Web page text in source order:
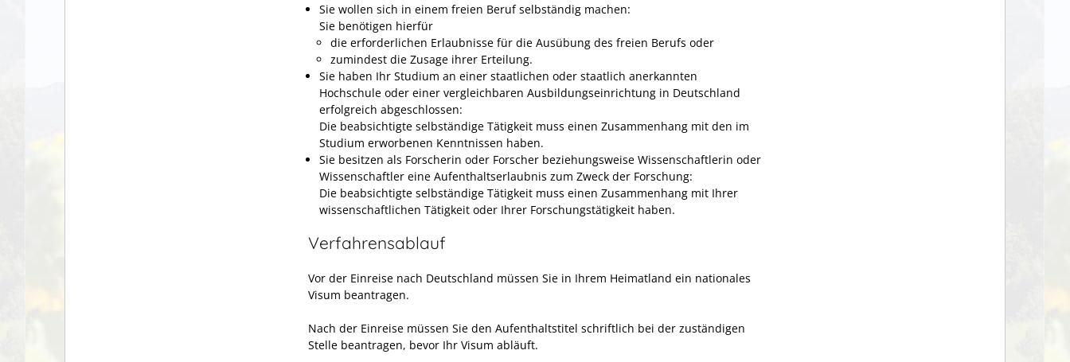
Sie wollen sich in einem freien Beruf selbständig machen:
Sie benötigen hierfür
die erforderlichen Erlaubnisse für die Ausübung des freien Berufs oder
zumindest die Zusage ihrer Erteilung.
Sie haben Ihr Studium an einer staatlichen oder staatlich anerkannten
Hochschule oder einer vergleichbaren Ausbildungseinrichtung in Deutschland
erfolgreich abgeschlossen:
Die beabsichtigte selbständige Tätigkeit muss einen Zusammenhang mit den im
Studium erworbenen Kenntnissen haben.
Sie besitzen als Forscherin oder Forscher beziehungsweise Wissenschaftlerin oder
Wissenschaftler eine Aufenthaltserlaubnis zum Zweck der Forschung:
Die beabsichtigte selbständige Tätigkeit muss einen Zusammenhang mit Ihrer
wissenschaftlichen Tätigkeit oder Ihrer Forschungstätigkeit haben.
Verfahrensablauf
Vor der Einreise nach Deutschland müssen Sie in Ihrem Heimatland ein nationales
Visum beantragen.
Nach der Einreise müssen Sie den Aufenthaltstitel schriftlich bei der zuständigen
Stelle beantragen, bevor Ihr Visum abläuft.